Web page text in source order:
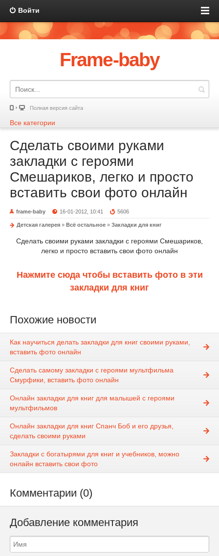
Войти
Frame-baby
Полная версия сайта
Все категории
Сделать своими руками
закладки с героями
Смешариков, легко и просто
вставить свои фото онлайн
frame-baby 16-01-2012, 10:41 5606
Детская галерея » Всё остальное » Закладки для книг
Сделать своими руками закладки с героями Смешариков,
легко и просто вставить свои фото онлайн
Нажмите сюда чтобы вставить фото в эти
закладки для книг
Похожие новости
Как научиться делать закладки для книг своими руками,
вставить фото онлайн
Сделать самому закладки с героями мультфильма
Смурфики, вставить фото онлайн
Онлайн закладки для книг для малышей с героями
мультфильмов
Онлайн закладки для книг Спанч Боб и его друзья,
сделать своими руками
Закладки с богатырями для книг и учебников, можно
онлайн вставить свои фото
Комментарии (0)
Добавление комментария